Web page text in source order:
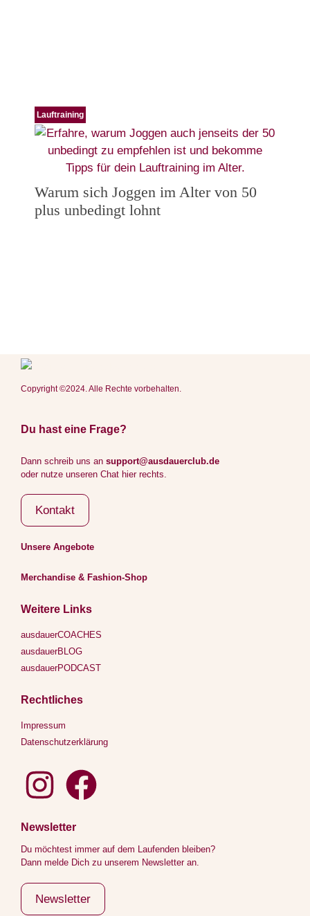
Lauftraining
Warum sich Joggen im Alter von 50
plus unbedingt lohnt
Copyright ©2024. Alle Rechte vorbehalten.
Du hast eine Frage?
Dann schreib uns an support@ausdauerclub.de
oder nutze unseren Chat hier rechts.
Kontakt
Unsere Angebote
Merchandise & Fashion-Shop
Weitere Links
ausdauerCOACHES
ausdauerBLOG
ausdauerPODCAST
Rechtliches
Impressum
Datenschutzerklärung
Newsletter
Du möchtest immer auf dem Laufenden bleiben?
Dann melde Dich zu unserem Newsletter an.
Newsletter